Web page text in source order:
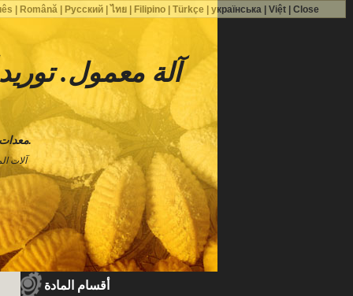
معدات تجهيز الأغذية عالية الأداء.
آلات
أقسام المادة
Română| Русский| ไทย| Filipino| Türkçe українська| Việt| Close